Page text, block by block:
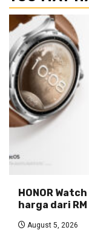
HONOR
harga dari
August 5, 2026